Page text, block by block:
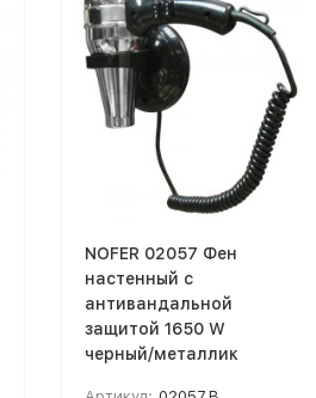
NOFER 02057 Фен
настенный с
антивандальной
защитой 1650 W
черный/металлик